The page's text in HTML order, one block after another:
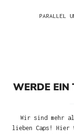
PARALLEL
WERDE EIN
Wir sind mehr
lieben Caps! Hier